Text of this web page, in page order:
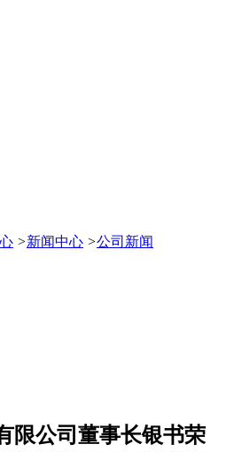
>新闻中心 >公司新闻
限公司董事长银书荣